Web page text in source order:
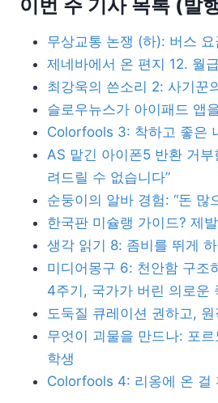
이번 주 기사 목록 (발
무상교통 논쟁 (하): 버스
제네바에서 온 편지 12. 월
최강욱의 쓴소리 2: 사기꾼
슬로우뉴스가 아이패드 앱
Colorfools 3: 착하고 좋은
AS 맡긴 아이폰5 반환 거부
려드릴 수 없습니다”
순둥이의 알바 경험: “돈 많
한국판 미슐랭 가이드? 제
생각 읽기 8: 좀비를 뛰게
미디어몽구 6: 천안함 구조
4주기, 국가가 버린 의로운
도둑질 큐레이션 권하고,
무엇이 괴물을 만드나: 포
학생
Colorfools 4: 리옹에 온 걸